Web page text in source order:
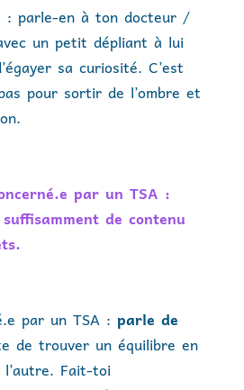
: parle-en à ton docteur /
un petit dépliant à lui
sa curiosité. C’est
pour sortir de l’ombre et
par un TSA :
de contenu
par un TSA : parle de
de trouver un équilibre en
Fait-toi